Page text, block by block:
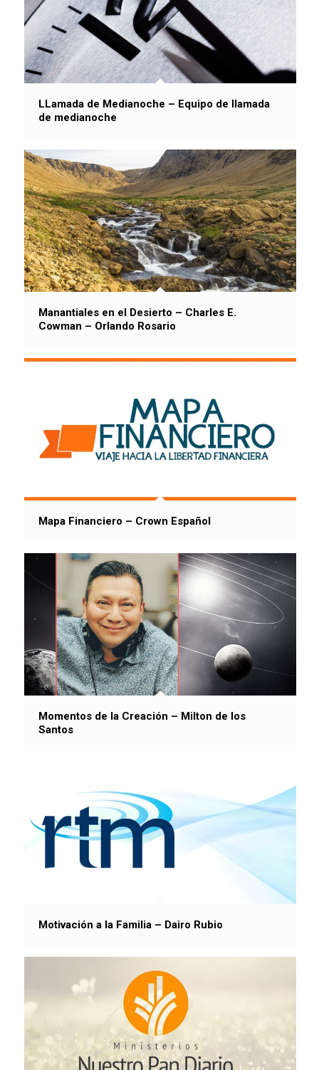
LLamada de Medianoche – Equipo de llamada
de medianoche
Manantiales en el Desierto – Charles E.
Cowman – Orlando Rosario
Mapa Financiero – Crown Español
Momentos de la Creación – Milton de los
Santos
Motivación a la Familia – Dairo Rubio